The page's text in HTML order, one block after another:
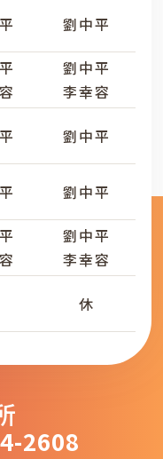
劉中平
劉中平
李幸容
劉中平
劉中平
劉中平
李幸容
休
2608